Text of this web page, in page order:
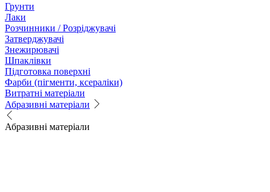
Грунти
Лаки
Розчинники / Розріджувачі
Затверджувачі
Знежирювачі
Шпаклівки
Підготовка поверхні
Фарби (пігменти, ксераліки)
Витратні матеріали
Абразивні матеріали
Абразивні матеріали